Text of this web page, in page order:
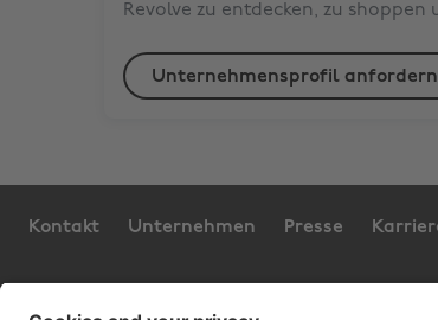
Revolve zu entdecken, zu shoppen
Unternehmensprofil anfordern
Kontakt Unternehmen Presse